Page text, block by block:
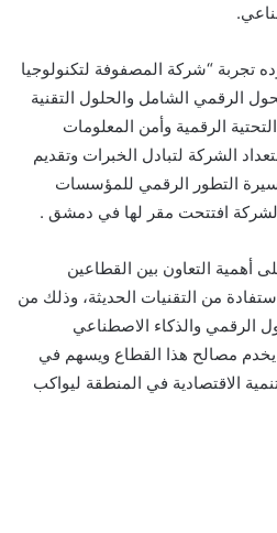
تجربة “شركة المصفوفة لتكنولوجيا
الرقمي الشامل والحلول التقنية
الرقمية وأمن المعلومات
الشركة لتبادل الخبرات وتقديم
التطور الرقمي للمؤسسات
افتتحت مقر لها في دمشق .
أهمية التعاون بين القطاعين
من التقنيات الحديثة، وذلك من
الرقمي والذكاء الاصطناعي
يخدم مصالح هذا القطاع ويسهم في
الاقتصادية في المنطقة ليواكب